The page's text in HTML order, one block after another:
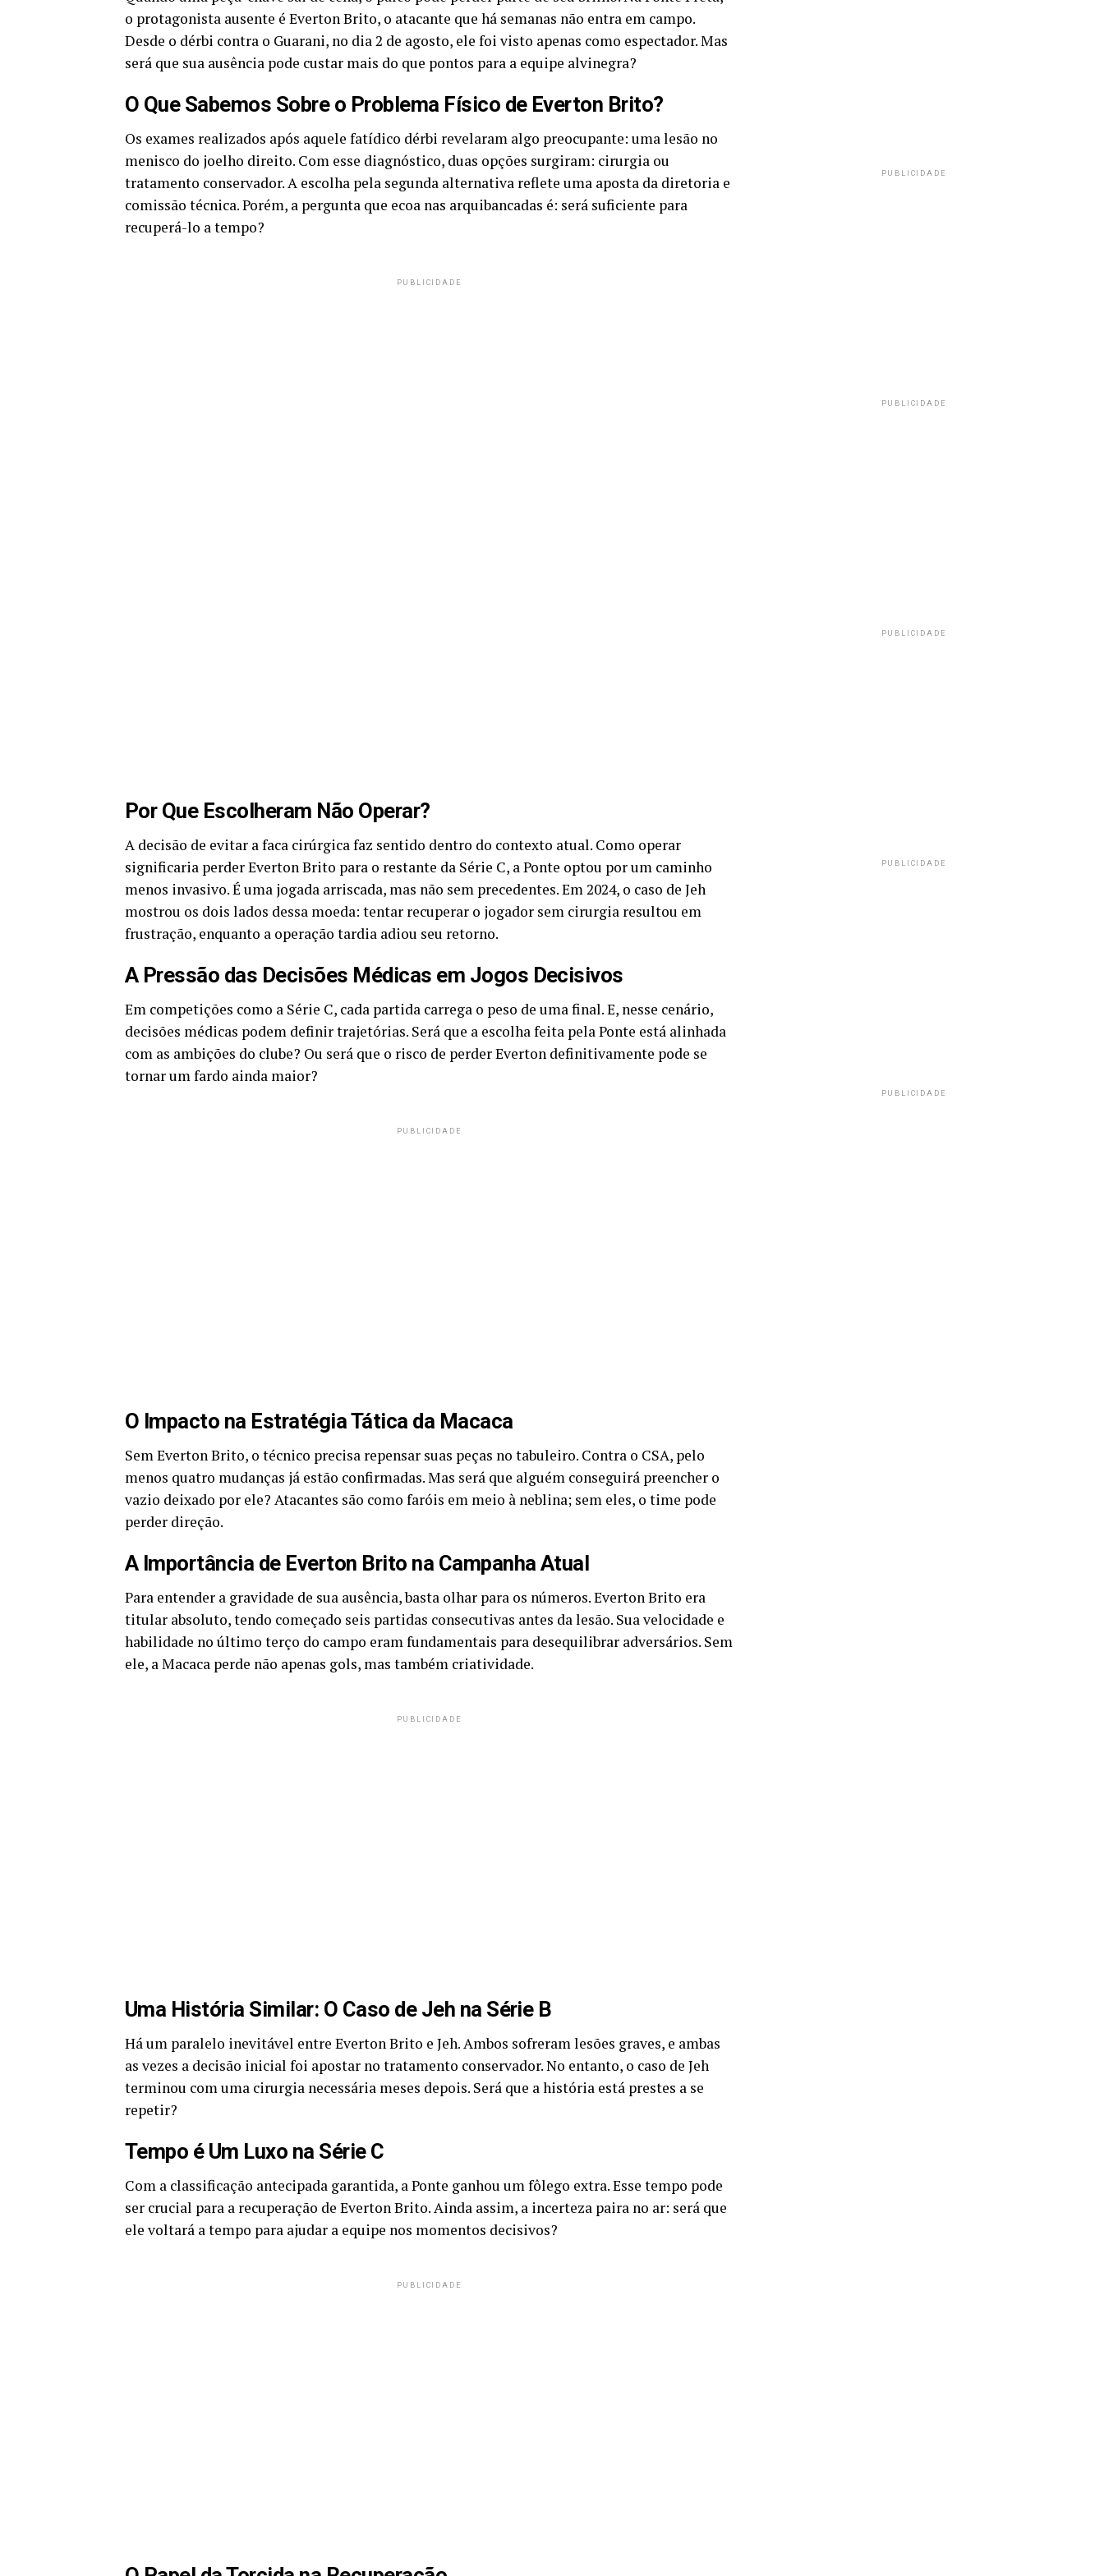
o protagonista ausente é Everton Brito, o atacante que há semanas não entra em campo.
Desde o dérbi contra o Guarani, no dia 2 de agosto, ele foi visto apenas como espectador. Mas
será que sua ausência pode custar mais do que pontos para a equipe alvinegra?
O Que Sabemos Sobre o Problema Físico de Everton Brito?
Os exames realizados após aquele fatídico dérbi revelaram algo preocupante: uma lesão no
menisco do joelho direito. Com esse diagnóstico, duas opções surgiram: cirurgia ou
tratamento conservador. A escolha pela segunda alternativa reflete uma aposta da diretoria e
comissão técnica. Porém, a pergunta que ecoa nas arquibancadas é: será suficiente para
recuperá-lo a tempo?
PUBLICIDADE
Por Que Escolheram Não Operar?
A decisão de evitar a faca cirúrgica faz sentido dentro do contexto atual. Como operar
significaria perder Everton Brito para o restante da Série C, a Ponte optou por um caminho
menos invasivo. É uma jogada arriscada, mas não sem precedentes. Em 2024, o caso de Jeh
mostrou os dois lados dessa moeda: tentar recuperar o jogador sem cirurgia resultou em
frustração, enquanto a operação tardia adiou seu retorno.
A Pressão das Decisões Médicas em Jogos Decisivos
Em competições como a Série C, cada partida carrega o peso de uma final. E, nesse cenário,
decisões médicas podem definir trajetórias. Será que a escolha feita pela Ponte está alinhada
com as ambições do clube? Ou será que o risco de perder Everton definitivamente pode se
tornar um fardo ainda maior?
PUBLICIDADE
O Impacto na Estratégia Tática da Macaca
Sem Everton Brito, o técnico precisa repensar suas peças no tabuleiro. Contra o CSA, pelo
menos quatro mudanças já estão confirmadas. Mas será que alguém conseguirá preencher o
vazio deixado por ele? Atacantes são como faróis em meio à neblina; sem eles, o time pode
perder direção.
A Importância de Everton Brito na Campanha Atual
Para entender a gravidade de sua ausência, basta olhar para os números. Everton Brito era
titular absoluto, tendo começado seis partidas consecutivas antes da lesão. Sua velocidade e
habilidade no último terço do campo eram fundamentais para desequilibrar adversários. Sem
ele, a Macaca perde não apenas gols, mas também criatividade.
PUBLICIDADE
Uma História Similar: O Caso de Jeh na Série B
Há um paralelo inevitável entre Everton Brito e Jeh. Ambos sofreram lesões graves, e ambas
as vezes a decisão inicial foi apostar no tratamento conservador. No entanto, o caso de Jeh
terminou com uma cirurgia necessária meses depois. Será que a história está prestes a se
repetir?
Tempo é Um Luxo na Série C
Com a classificação antecipada garantida, a Ponte ganhou um fôlego extra. Esse tempo pode
ser crucial para a recuperação de Everton Brito. Ainda assim, a incerteza paira no ar: será que
ele voltará a tempo para ajudar a equipe nos momentos decisivos?
PUBLICIDADE
PUBLICIDADE
PUBLICIDADE
PUBLICIDADE
PUBLICIDADE
PUBLICIDADE